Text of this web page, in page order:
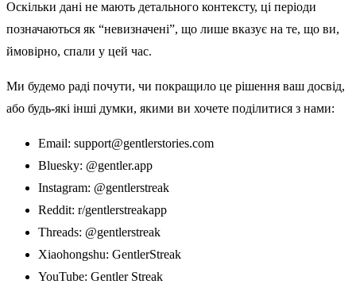
Оскільки дані не мають детального контексту, ці періоди
позначаються як “невизначені”, що лише вказує на те, що ви,
ймовірно, спали у цей час.
Ми будемо раді почути, чи покращило це рішення ваш досвід,
або будь-які інші думки, якими ви хочете поділитися з нами:
Email: support@gentlerstories.com
Bluesky: @gentler.app
Instagram: @gentlerstreak
Reddit: r/gentlerstreakapp
Threads: @gentlerstreak
Xiaohongshu: GentlerStreak
YouTube: Gentler Streak